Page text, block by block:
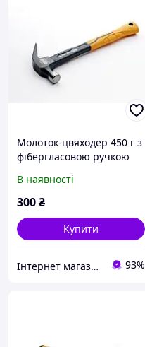
Молоток-цвяходер 450 г з
фібергласовою ручкою
В наявності
300₴
Купити
Інтернет магазин "МотоВело" - найкраща техніка для вас! 93%